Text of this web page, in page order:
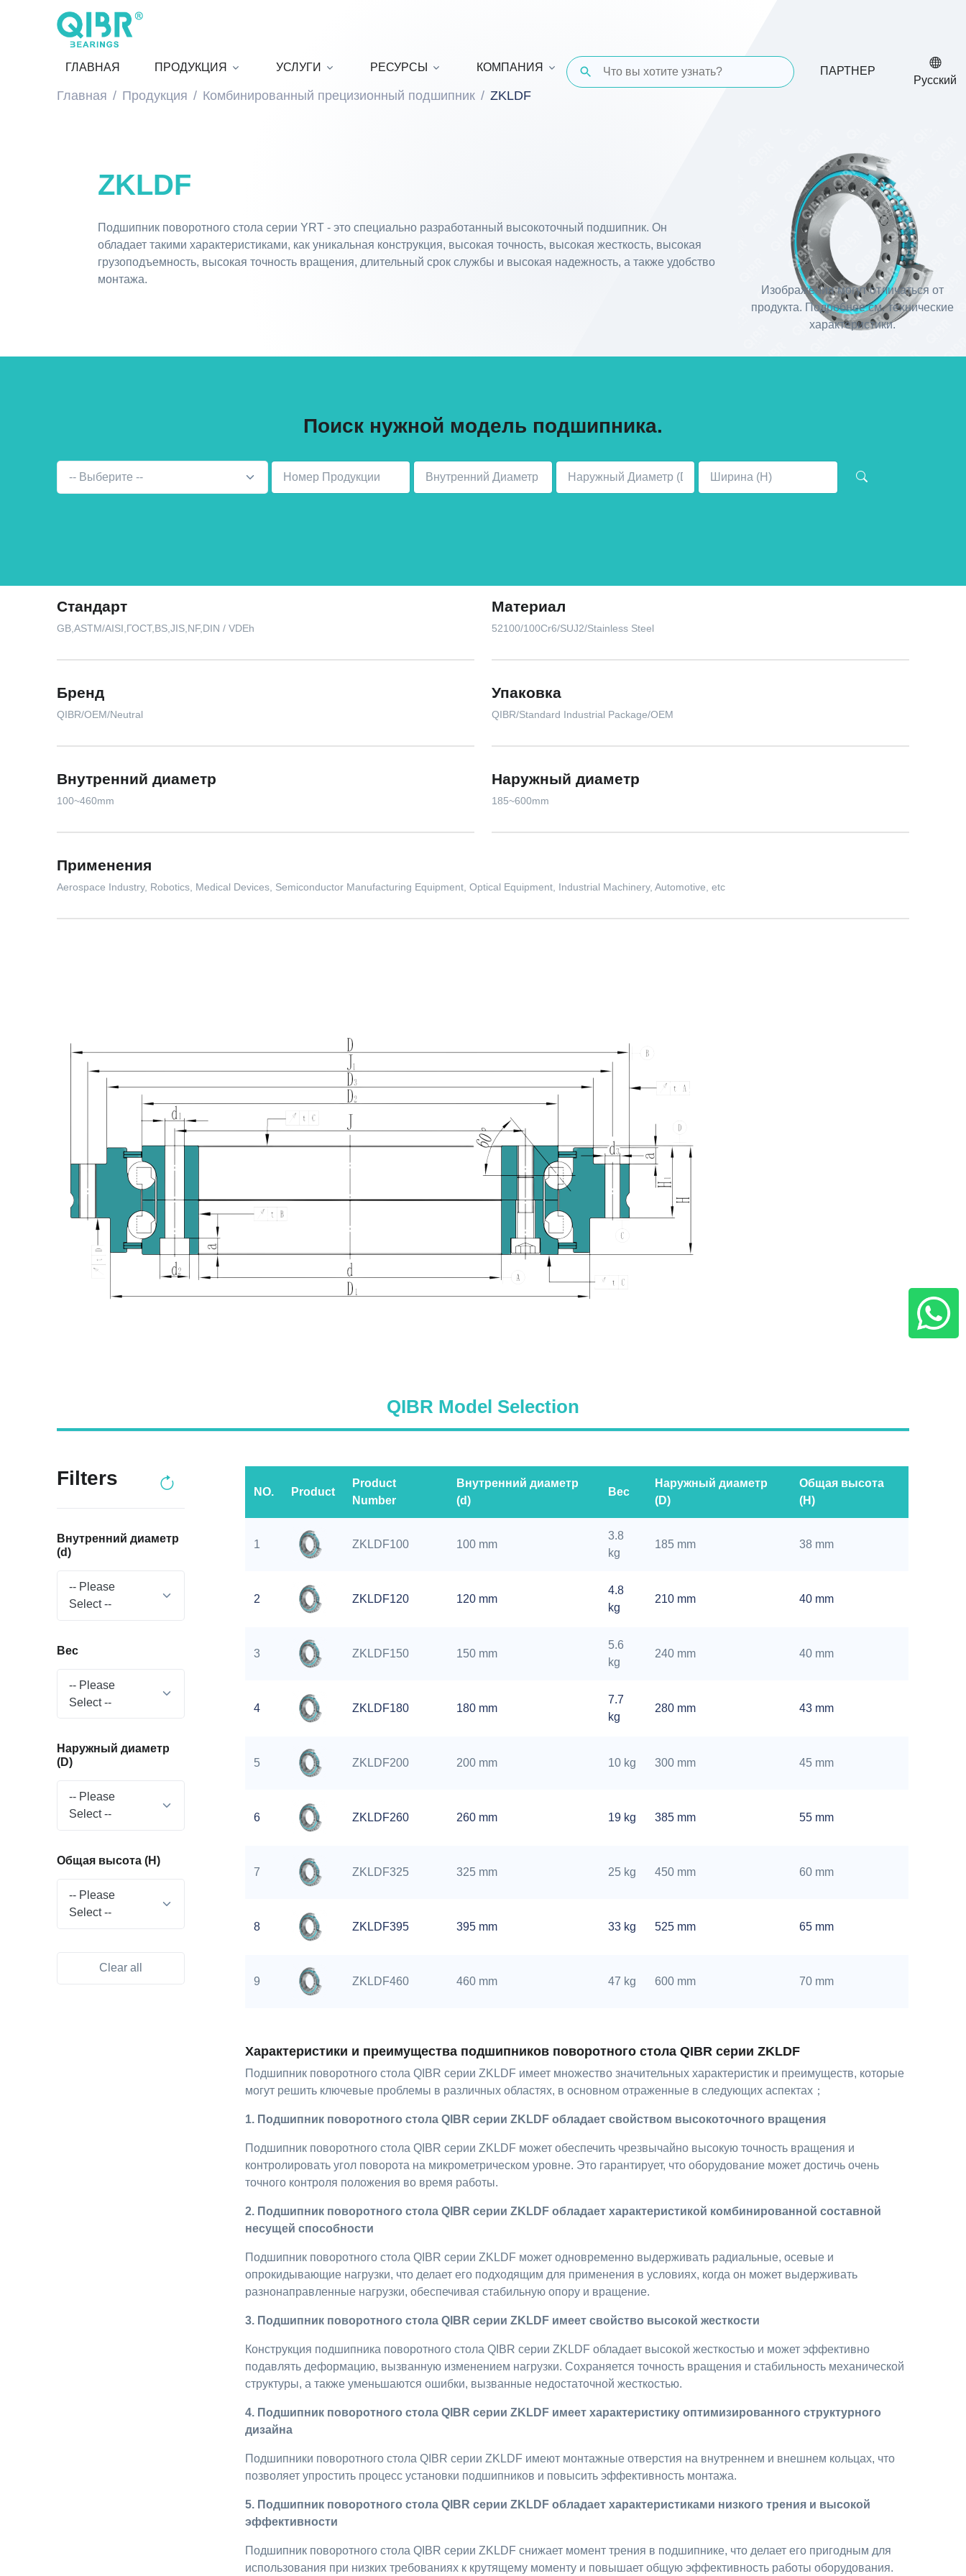
ГЛАВНАЯ ПРОДУКЦИЯ УСЛУГИ РЕСУРСЫ КОМПАНИЯ ПАРТНЕР
Русский
Главная Продукция Комбинированный прецизионный подшипник ZKLDF
Изображения могут отличаться от
продукта. Подробнее см. технические
характеристики.
ZKLDF
Подшипник поворотного стола серии YRT - это специально разработанный высокоточный подшипник. Он
обладает такими характеристиками, как уникальная конструкция, высокая точность, высокая жесткость, высокая
грузоподъемность, высокая точность вращения, длительный срок службы и высокая надежность, а также удобство
монтажа.
Поиск нужной модель подшипника.
-- Выберите --
Стандарт
GB,ASTM/AISI,ГОСТ,BS,JIS,NF,DIN / VDEh
Материал
52100/100Cr6/SUJ2/Stainless Steel
Бренд
QIBR/OEM/Neutral
Упаковка
QIBR/Standard Industrial Package/OEM
Внутренний диаметр
100~460mm
Наружный диаметр
185~600mm
Применения
Aerospace Industry, Robotics, Medical Devices, Semiconductor Manufacturing Equipment, Optical Equipment, Industrial Machinery, Automotive, etc
QIBR Model Selection
Filters
Внутренний диаметр
(d)
-- Please
Select --
Вес
-- Please
Select --
Наружный диаметр
(D)
-- Please
Select --
Общая высота (H)
-- Please
Select --
Clear all
NO. Product
Product
Number
Внутренний диаметр
(d)
Вес
Наружный диаметр
(D)
Общая высота
(H)
1 ZKLDF100 100 mm
3.8
kg
185 mm 38 mm
2 ZKLDF120 120 mm
4.8
kg
210 mm 40 mm
3 ZKLDF150 150 mm
5.6
kg
240 mm 40 mm
4 ZKLDF180 180 mm
7.7
kg
280 mm 43 mm
5 ZKLDF200 200 mm 10 kg 300 mm 45 mm
6 ZKLDF260 260 mm 19 kg 385 mm 55 mm
7 ZKLDF325 325 mm 25 kg 450 mm 60 mm
8 ZKLDF395 395 mm 33 kg 525 mm 65 mm
9 ZKLDF460 460 mm 47 kg 600 mm 70 mm
Характеристики и преимущества подшипников поворотного стола QIBR серии ZKLDF
Подшипник поворотного стола QIBR серии ZKLDF имеет множество значительных характеристик и преимуществ, которые
могут решить ключевые проблемы в различных областях, в основном отраженные в следующих аспектах；
1. Подшипник поворотного стола QIBR серии ZKLDF обладает свойством высокоточного вращения
Подшипник поворотного стола QIBR серии ZKLDF может обеспечить чрезвычайно высокую точность вращения и
контролировать угол поворота на микрометрическом уровне. Это гарантирует, что оборудование может достичь очень
точного контроля положения во время работы.
2. Подшипник поворотного стола QIBR серии ZKLDF обладает характеристикой комбинированной составной
несущей способности
Подшипник поворотного стола QIBR серии ZKLDF может одновременно выдерживать радиальные, осевые и
опрокидывающие нагрузки, что делает его подходящим для применения в условиях, когда он может выдерживать
разнонаправленные нагрузки, обеспечивая стабильную опору и вращение.
3. Подшипник поворотного стола QIBR серии ZKLDF имеет свойство высокой жесткости
Конструкция подшипника поворотного стола QIBR серии ZKLDF обладает высокой жесткостью и может эффективно
подавлять деформацию, вызванную изменением нагрузки. Сохраняется точность вращения и стабильность механической
структуры, а также уменьшаются ошибки, вызванные недостаточной жесткостью.
4. Подшипник поворотного стола QIBR серии ZKLDF имеет характеристику оптимизированного структурного
дизайна
Подшипники поворотного стола QIBR серии ZKLDF имеют монтажные отверстия на внутреннем и внешнем кольцах, что
позволяет упростить процесс установки подшипников и повысить эффективность монтажа.
5. Подшипник поворотного стола QIBR серии ZKLDF обладает характеристиками низкого трения и высокой
эффективности
Подшипник поворотного стола QIBR серии ZKLDF снижает момент трения в подшипнике, что делает его пригодным для
использования при низких требованиях к крутящему моменту и повышает общую эффективность работы оборудования.